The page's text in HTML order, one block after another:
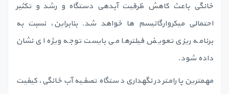
خانگی باعث کاهش ظرفیت آبدهی دستگاه و رشد و تکثیر
احتمالی میکروارگانیسم ها خواهد شد. بنابراین، نسبت به
برنامه ریزی تعویض فیلترها می بایست توجه ویژه ای نشان
داده شود.
مهمترین پارامتر در نگهداری دستگاه تصفیه آب خانگی، کیفیت